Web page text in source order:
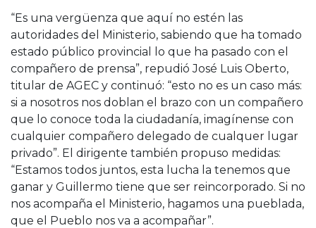
“Es una vergüenza que aquí no estén las
autoridades del Ministerio, sabiendo que ha tomado
estado público provincial lo que ha pasado con el
compañero de prensa”, repudió José Luis Oberto,
titular de AGEC y continuó: “esto no es un caso más:
si a nosotros nos doblan el brazo con un compañero
que lo conoce toda la ciudadanía, imagínense con
cualquier compañero delegado de cualquer lugar
privado”. El dirigente también propuso medidas:
“Estamos todos juntos, esta lucha la tenemos que
ganar y Guillermo tiene que ser reincorporado. Si no
nos acompaña el Ministerio, hagamos una pueblada,
que el Pueblo nos va a acompañar”.